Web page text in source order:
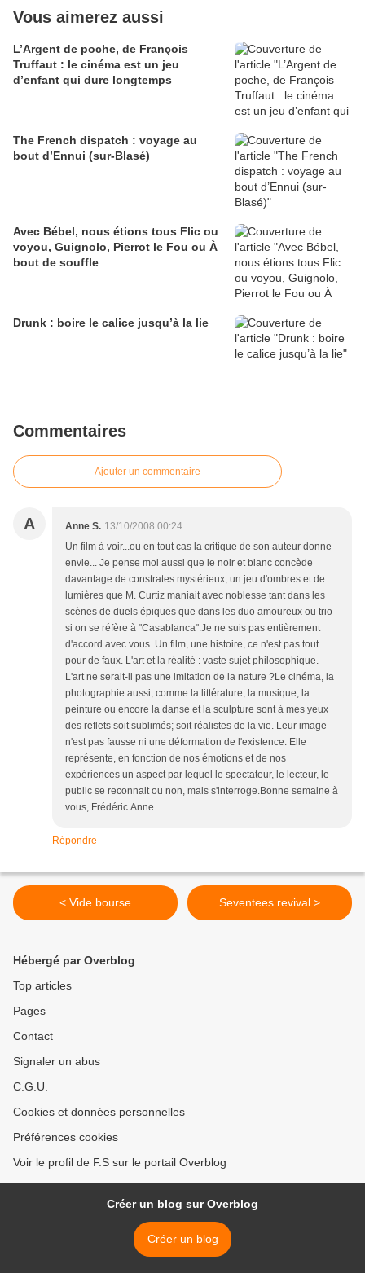
Vous aimerez aussi
L’Argent de poche, de François
Truffaut : le cinéma est un jeu
d’enfant qui dure longtemps
The French dispatch : voyage au
bout d’Ennui (sur-Blasé)
Avec Bébel, nous étions tous Flic ou
voyou, Guignolo, Pierrot le Fou ou À
bout de souffle
Drunk : boire le calice jusqu’à la lie
Commentaires
Ajouter un commentaire
A Anne S. 13/10/2008 00:24
Un film à voir...ou en tout cas la critique de son auteur donne
envie... Je pense moi aussi que le noir et blanc concède
davantage de constrates mystérieux, un jeu d'ombres et de
lumières que M. Curtiz maniait avec noblesse tant dans les
scènes de duels épiques que dans les duo amoureux ou trio
si on se réfère à "Casablanca".Je ne suis pas entièrement
d'accord avec vous. Un film, une histoire, ce n'est pas tout
pour de faux. L'art et la réalité : vaste sujet philosophique.
L'art ne serait-il pas une imitation de la nature ?Le cinéma, la
photographie aussi, comme la littérature, la musique, la
peinture ou encore la danse et la sculpture sont à mes yeux
des reflets soit sublimés; soit réalistes de la vie. Leur image
n'est pas fausse ni une déformation de l'existence. Elle
représente, en fonction de nos émotions et de nos
expériences un aspect par lequel le spectateur, le lecteur, le
public se reconnait ou non, mais s'interroge.Bonne semaine à
vous, Frédéric.Anne.
Répondre
< Vide bourse Seventees revival >
Hébergé par Overblog
Top articles
Pages
Contact
Signaler un abus
C.G.U.
Cookies et données personnelles
Préférences cookies
Voir le profil de F.S sur le portail Overblog
Créer un blog sur Overblog
Créer un blog